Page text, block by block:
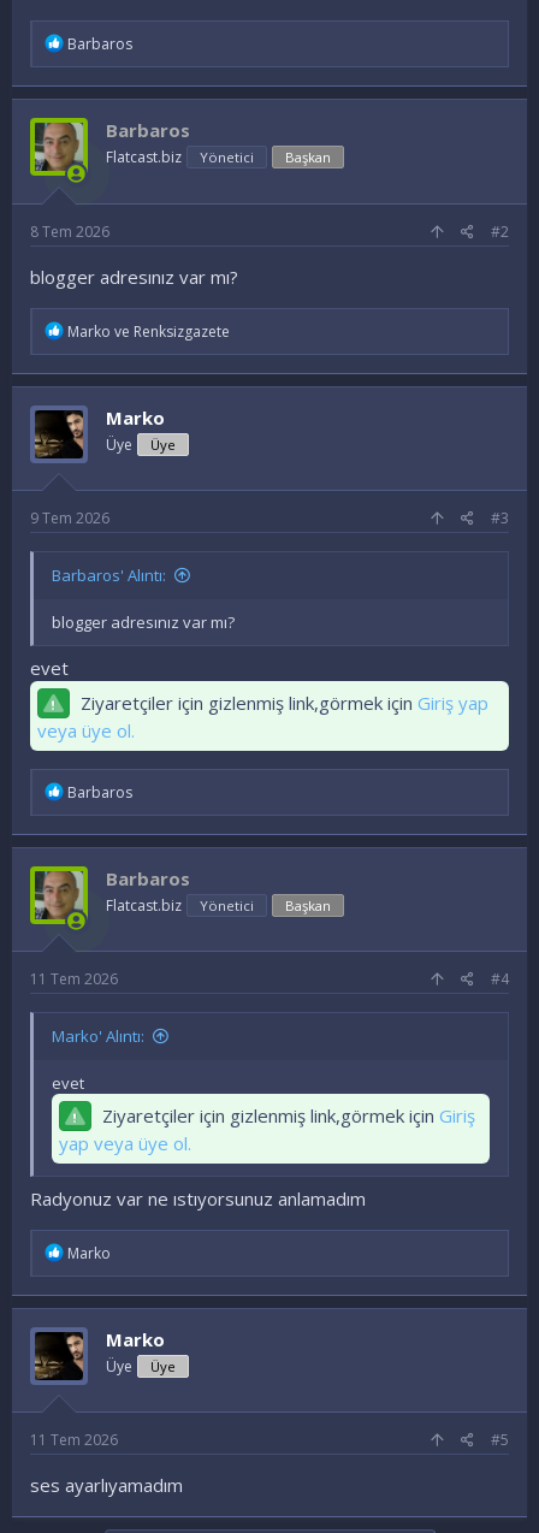
i
İ
d
e
l
e
r
:
Barbaros
Barbaros
Flatcast.biz Yönetici Başkan
8 Tem 2026 #2
blogger adresınız var mı?
İ
d
e
l
e
r
:
Marko ve Renksizgazete
Marko
Üye Üye
9 Tem 2026 #3
Barbaros' Alıntı:
blogger adresınız var mı?
evet
Ziyaretçiler için gizlenmiş link,görmek için Giriş yap
veya üye ol.
İ
d
e
l
e
r
:
Barbaros
Barbaros
Flatcast.biz Yönetici Başkan
11 Tem 2026 #4
Marko' Alıntı:
evet
Ziyaretçiler için gizlenmiş link,görmek için Giriş
yap veya üye ol.
Radyonuz var ne ıstıyorsunuz anlamadım
İ
d
e
l
e
r
:
Marko
Marko
Üye Üye
11 Tem 2026 #5
ses ayarlıyamadım